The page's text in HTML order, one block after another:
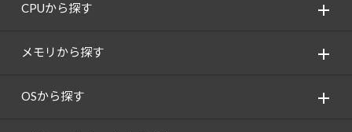
CPUから探す
メモリから探す
OSから探す